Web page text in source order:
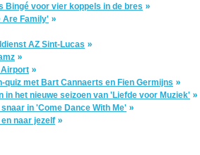
Bingé voor vier koppels in de bres
Are Family'
AZ Sint-Lucas
quiz met Bart Cannaerts en Fien Germijns
het nieuwe seizoen van 'Liefde voor Muziek'
in 'Come Dance With Me'
naar jezelf